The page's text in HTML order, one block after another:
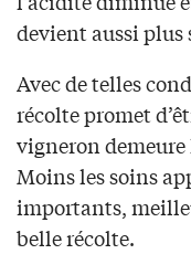
devient aussi plus
Avec de telles
récolte promet
vigneron
Moins les soins
importants,
belle récolte.